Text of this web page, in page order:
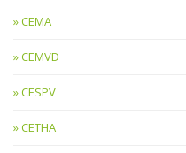
CEMA
CEMVD
CESPV
CETHA